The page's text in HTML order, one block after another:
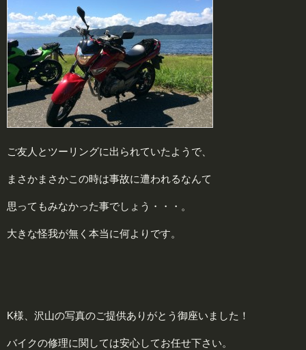
ご友人とツーリングに出られていたようで、
まさかまさかこの時は事故に遭われるなんて
思ってもみなかった事でしょう・・・。
大きな怪我が無く本当に何よりです。
K様、沢山の写真のご提供ありがとう御座いました！
バイクの修理に関しては安心してお任せ下さい。